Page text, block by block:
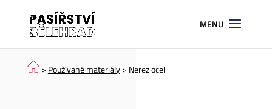
> Používané materiály> Nerez ocel